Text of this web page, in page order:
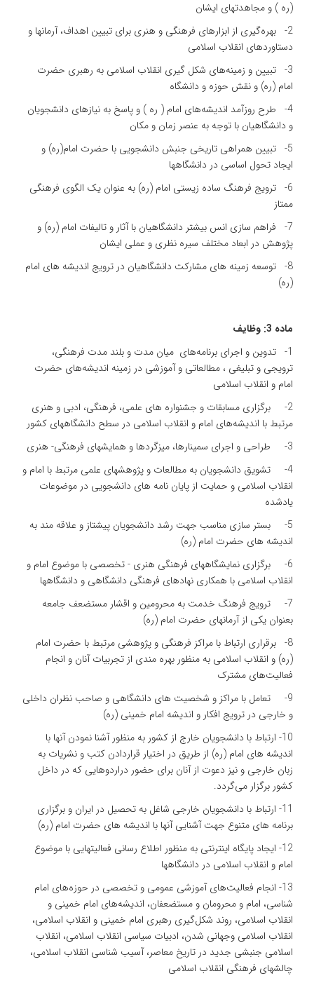
(‌ره ) و مجاهدتهای ایشان
2- بهره‌گیری از ابزارهای فرهنگی و هنری برای تبیین اهداف، آرمانها و
دستاوردهای انقلاب اسلامی
3- تبیین و زمینه‌های شکل گیری انقلاب اسلامی به رهبری حضرت
امام (ره) و نقش حوزه و دانشگاه
4- طرح روزآمد اندیشه‌های امام ( ره ) و پاسخ به نیازهای دانشجویان
و دانشگاهیان با توجه به عنصر زمان و مکان
5- تبیین همراهی تاریخی جنبش دانشجویی با حضرت امام(ره) و
ایجاد تحول اساسی در دانشگاهها
6- ترویج فرهنگ ساده زیستی امام (ره) به عنوان یک الگوی فرهنگی
ممتاز
7- فراهم سازی انس بیشتر دانشگاهیان با آثار و تالیفات امام (ره) و
پژوهش در ابعاد مختلف سیره نظری و عملی ایشان
8- توسعه زمینه های مشارکت دانشگاهیان در ترویج اندیشه های امام
(ره)
ماده 3: وظایف
1- تدوین و اجرای برنامه‌های میان مدت و بلند مدت فرهنگی،
ترویجی و تبلیغی ، مطالعاتی و آموزشی در زمینه اندیشه‌های حضرت
امام و انقلاب اسلامی
2- برگزاری مسابقات و جشنواره های علمی، فرهنگی، ادبی و هنری
مرتبط با اندیشه‌های امام و انقلاب اسلامی در سطح دانشگاههای کشور
3- طراحی و اجرای سمینارها، میزگردها و همایشهای فرهنگی- هنری
4- تشویق دانشجویان به مطالعات و پژوهشهای علمی مرتبط با امام و
انقلاب اسلامی و حمایت از پایان نامه های دانشجویی در موضوعات
یادشده
5- بستر سازی مناسب جهت رشد دانشجویان پیشتاز و علاقه مند به
اندیشه های حضرت امام (ره)
6- برگزاری نمایشگاههای فرهنگی هنری - تخصصی با موضوع امام و
انقلاب اسلامی با همکاری نهادهای فرهنگی دانشگاهی و دانشگاهها
7- ترویج فرهنگ خدمت به محرومین و اقشار مستضعف جامعه
بعنوان یکی از آرمانهای حضرت امام (ره)
8- برقراری ارتباط با مراکز فرهنگی و پژوهشی مرتبط با حضرت امام
(ره) و انقلاب اسلامی به منظور بهره مندی از تجربیات آنان و انجام
فعالیت‌های مشترک
9- تعامل با مراکز و شخصیت های دانشگاهی و صاحب نظران داخلی
و خارجی در ترویج افکار و اندیشه امام خمینی (ره)
10- ارتباط با دانشجویان خارج از کشور به منظور آشنا نمودن آنها با
اندیشه های امام (ره) از طریق در اختیار قراردادن کتب و نشریات به
زبان خارجی و نیز دعوت از آنان برای حضور دراردوهایی که در داخل
کشور برگزار می‌گردد.
11- ارتباط با دانشجویان خارجی شاغل به تحصیل در ایران و برگزاری
برنامه های متنوع جهت آشنایی آنها با اندیشه های حضرت امام (ره)
12- ایجاد پایگاه اینترنتی به منظور اطلاع رسانی فعالیتهایی با موضوع
امام و انقلاب اسلامی در دانشگاهها
13- انجام فعالیت‌های آموزشی عمومی و تخصصی در حوزه‌های امام
شناسی، امام و محرومان و مستضعفان، اندیشه‌های امام خمینی و
انقلاب اسلامی، روند شکل‌گیری رهبری امام خمینی و انقلاب اسلامی،
انقلاب اسلامی وجهانی شدن، ادبیات سیاسی انقلاب اسلامی، انقلاب
اسلامی جنبشی جدید در تاریخ معاصر، آسیب شناسی انقلاب اسلامی،
چالشهای فرهنگی انقلاب اسلامی